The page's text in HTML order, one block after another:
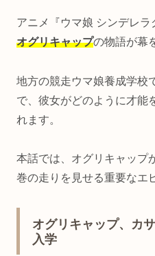
アニメ『ウマ娘 シンデレ
オグリキャップの物語が幕
地方の競走ウマ娘養成学校
で、彼女がどのように才能
れます。
本話では、オグリキャップ
巻の走りを見せる重要なエ
オグリキャップ、カ
入学